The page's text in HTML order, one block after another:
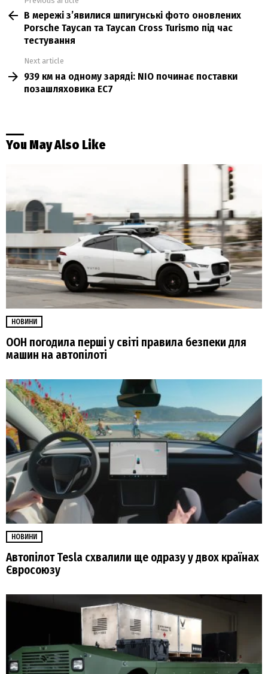
moreВ мережі зʼявилися шпигунські фото оновлених
Porsche Taycan та Taycan Cross Turismo під час
тестування
Next article
939 км на одному заряді: NIO починає поставки
позашляховика EC7
You May Also Like
НОВИНИ
ООН погодила перші у світі правила безпеки для
машин на автопілоті
НОВИНИ
Автопілот Tesla схвалили ще одразу у двох країнах
Євросоюзу